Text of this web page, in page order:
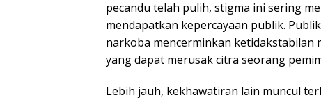
pecandu telah pulih, stigma ini sering
mendapatkan kepercayaan publik.
narkoba mencerminkan ketidakstabilan
yang dapat merusak citra seorang
Lebih jauh, kekhawatiran lain muncul